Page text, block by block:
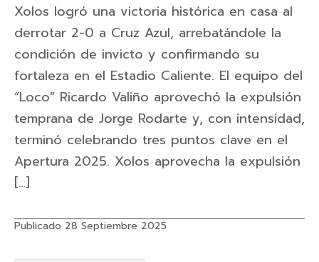
Xolos logró una victoria histórica en casa al
derrotar 2-0 a Cruz Azul, arrebatándole la
condición de invicto y confirmando su
fortaleza en el Estadio Caliente. El equipo del
“Loco” Ricardo Valiño aprovechó la expulsión
temprana de Jorge Rodarte y, con intensidad,
terminó celebrando tres puntos clave en el
Apertura 2025. Xolos aprovecha la expulsión
[…]
Publicado 28 Septiembre 2025